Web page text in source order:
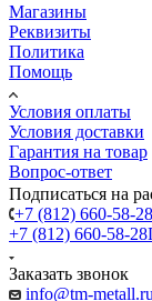
Магазины
Реквизиты
Политика
Помощь
Условия оплаты
Условия доставки
Гарантия на товар
Вопрос-ответ
Подписаться на
+7 (812) 660-58-28
+7 (812) 660-58-28
Заказать звонок
info@tm-metall.ru